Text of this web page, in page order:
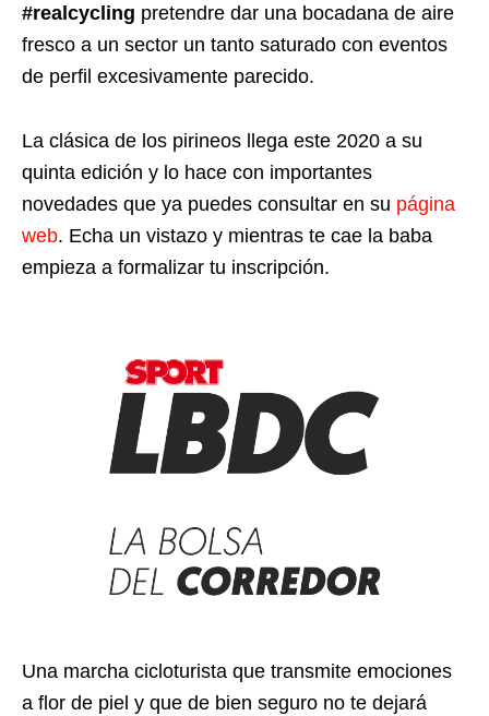
#realcycling pretendre dar una bocadana de aire
fresco a un sector un tanto saturado con eventos
de perfil excesivamente parecido.
La clásica de los pirineos llega este 2020 a su
quinta edición y lo hace con importantes
novedades que ya puedes consultar en su página
web. Echa un vistazo y mientras te cae la baba
empieza a formalizar tu inscripción.
Una marcha cicloturista que transmite emociones
a flor de piel y que de bien seguro no te dejará